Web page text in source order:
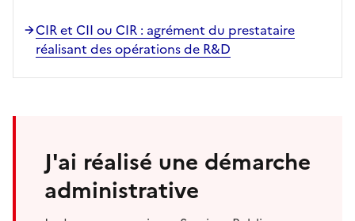
CIR et CII ou CIR : agrément du prestataire
réalisant des opérations de R&D
J'ai réalisé une démarche
administrative